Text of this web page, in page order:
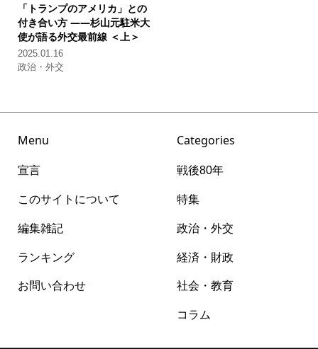
「トランプのアメリカ」との
付き合い方 ――杉山元駐米大
使が語る外交最前線 ＜上＞
2025.01.16
政治・外交
Menu
宣言
このサイトについて
編集雑記
ランキング
お問い合わせ
Categories
戦後80年
特集
政治・外交
経済・財政
社会・教育
コラム